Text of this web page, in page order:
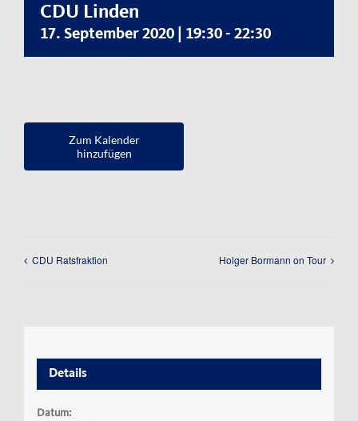
Der Bormann-Bulli
CDU Linden
17. September 2020 | 19:30 - 22:30
Zum Kalender
hinzufügen
CDU Ratsfraktion Holger Bormann on Tour
Details
Datum: